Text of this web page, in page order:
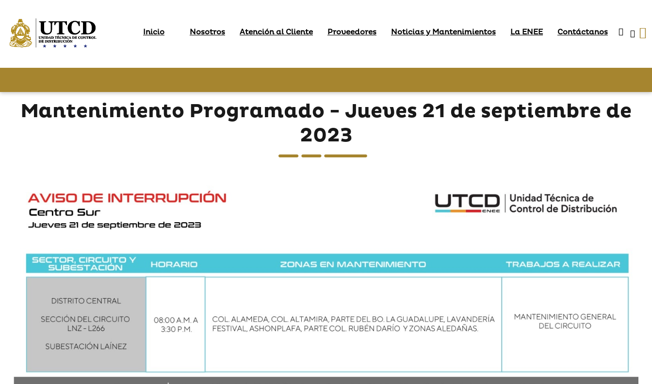
Inicio Nosotros Atención al Cliente Proveedores Noticias y Mantenimientos La ENEE Contáctanos
Mantenimiento Programado - Jueves 21 de septiembre de
2023